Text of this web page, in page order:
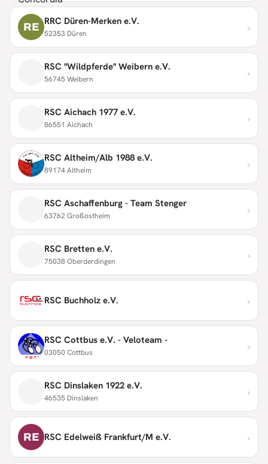
RE RRC Düren-Merken e.V.
52353 Düren ›
RSC "Wildpferde" Weibern e.V.
56745 Weibern ›
RSC Aichach 1977 e.V.
86551 Aichach ›
RSC Altheim/Alb 1988 e.V.
89174 Altheim ›
RSC Aschaffenburg - Team Stenger
63762 Großostheim ›
RSC Bretten e.V.
75038 Oberderdingen ›
RSC Buchholz e.V. ›
RSC Cottbus e.V. - Veloteam -
03050 Cottbus ›
RSC Dinslaken 1922 e.V.
46535 Dinslaken ›
RE RSC Edelweiß Frankfurt/M e.V. ›